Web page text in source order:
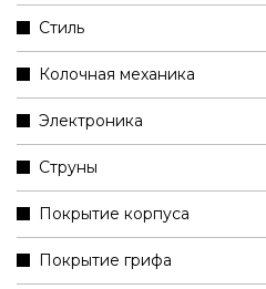
Стиль
Колочная механика
Электроника
Струны
Покрытие корпуса
Покрытие грифа